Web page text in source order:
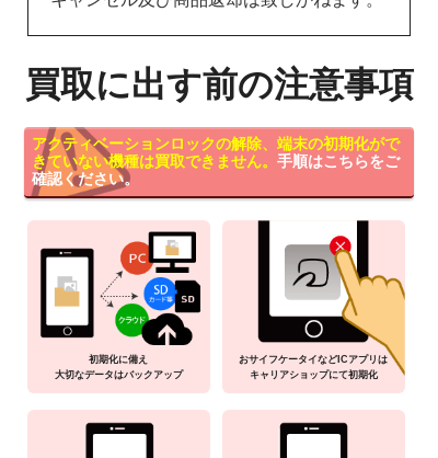
買取に出す前の注意事項
アクティベーションロックの解除、端末の初期化がで
きていない機種は買取できません。 手順はこちらをご
確認ください。
初期化に備え
大切なデータはバックアップ
おサイフケータイなどICアプリは
キャリアショップにて初期化